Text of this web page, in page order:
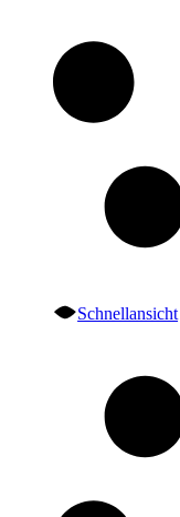
Schnellansicht